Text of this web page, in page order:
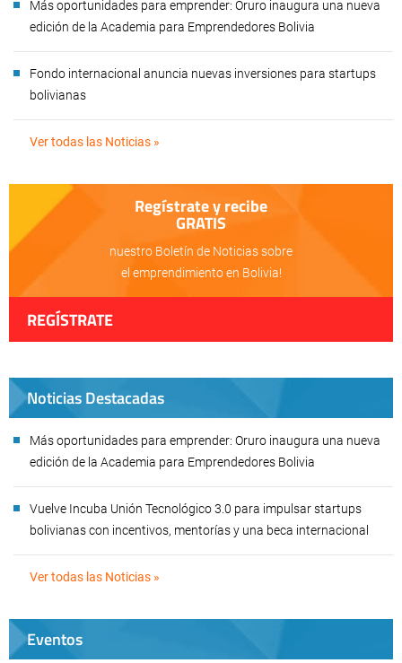
Más oportunidades para emprender: Oruro inaugura una nueva
edición de la Academia para Emprendedores Bolivia
Fondo internacional anuncia nuevas inversiones para startups
bolivianas
Ver todas las Noticias »
Regístrate y recibe
GRATIS
nuestro Boletín de Noticias sobre
el emprendimiento en Bolivia!
REGÍSTRATE
Noticias Destacadas
Más oportunidades para emprender: Oruro inaugura una nueva
edición de la Academia para Emprendedores Bolivia
Vuelve Incuba Unión Tecnológico 3.0 para impulsar startups
bolivianas con incentivos, mentorías y una beca internacional
Ver todas las Noticias »
Eventos